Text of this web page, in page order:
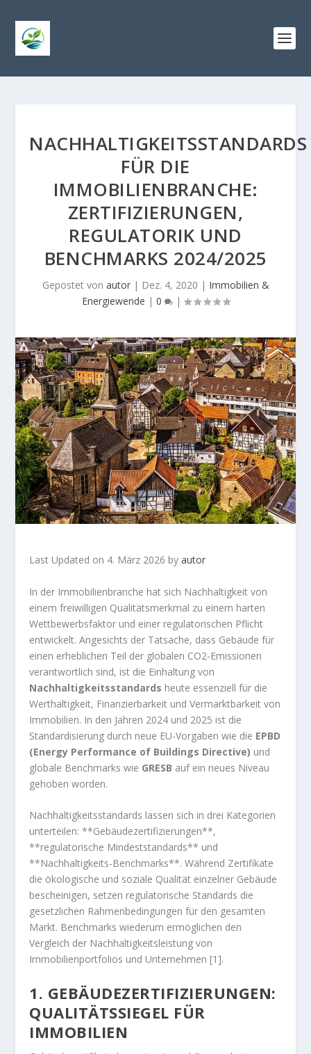
NACHHALTIGKEITSSTANDARDS
FÜR DIE
IMMOBILIENBRANCHE:
ZERTIFIZIERUNGEN,
REGULATORIK UND
BENCHMARKS 2024/2025
Gepostet von autor| Dez. 4, 2020 | Immobilien &
Energiewende | 0 |
Last Updated on 4. März 2026 byautor
In der Immobilienbranche hat sich Nachhaltigkeit von
einem freiwilligen Qualitätsmerkmal zu einem harten
Wettbewerbsfaktor und einer regulatorischen Pflicht
entwickelt. Angesichts der Tatsache, dass Gebäude für
einen erheblichen Teil der globalen CO2-Emissionen
verantwortlich sind, ist die Einhaltung von
Nachhaltigkeitsstandards heute essenziell für die
Werthaltigkeit, Finanzierbarkeit und Vermarktbarkeit von
Immobilien. In den Jahren 2024 und 2025 ist die
Standardisierung durch neue EU-Vorgaben wie die EPBD
(Energy Performance of Buildings Directive) und
globale Benchmarks wie GRESB auf ein neues Niveau
gehoben worden.
Nachhaltigkeitsstandards lassen sich in drei Kategorien
unterteilen: **Gebäudezertifizierungen**,
**regulatorische Mindeststandards** und
**Nachhaltigkeits-Benchmarks**. Während Zertifikate
die ökologische und soziale Qualität einzelner Gebäude
bescheinigen, setzen regulatorische Standards die
gesetzlichen Rahmenbedingungen für den gesamten
Markt. Benchmarks wiederum ermöglichen den
Vergleich der Nachhaltigkeitsleistung von
Immobilienportfolios und Unternehmen [1].
1. GEBÄUDEZERTIFIZIERUNGEN:
QUALITÄTSSIEGEL FÜR
IMMOBILIEN